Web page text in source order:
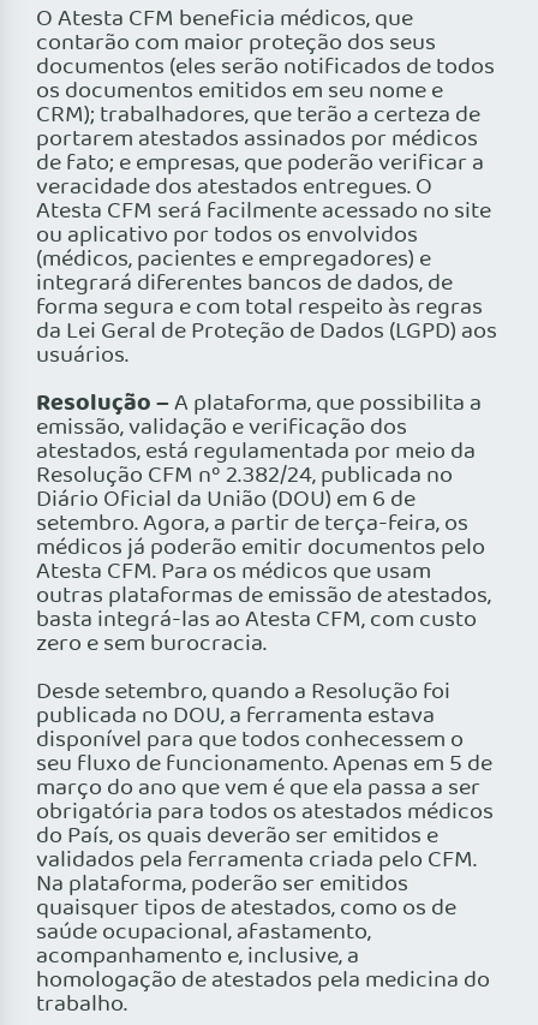
O Atesta CFM beneficia médicos, que
contarão com maior proteção dos seus
documentos (eles serão notificados de todos
os documentos emitidos em seu nome e
CRM); trabalhadores, que terão a certeza de
portarem atestados assinados por médicos
de fato; e empresas, que poderão verificar a
veracidade dos atestados entregues. O
Atesta CFM será facilmente acessado no site
ou aplicativo por todos os envolvidos
(médicos, pacientes e empregadores) e
integrará diferentes bancos de dados, de
forma segura e com total respeito às regras
da Lei Geral de Proteção de Dados (LGPD) aos
usuários.
Resolução –A plataforma, que possibilita a
emissão, validação e verificação dos
atestados, está regulamentada por meio da
Resolução CFM nº 2.382/24, publicada no
Diário Oficial da União (DOU) em 6 de
setembro. Agora, a partir de terça-feira, os
médicos já poderão emitir documentos pelo
Atesta CFM. Para os médicos que usam
outras plataformas de emissão de atestados,
basta integrá-las ao Atesta CFM, com custo
zero e sem burocracia.
Desde setembro, quando a Resolução foi
publicada no DOU, a ferramenta estava
disponível para que todos conhecessem o
seu fluxo de funcionamento. Apenas em 5 de
março do ano que vem é que ela passa a ser
obrigatória para todos os atestados médicos
do País, os quais deverão ser emitidos e
validados pela ferramenta criada pelo CFM.
Na plataforma, poderão ser emitidos
quaisquer tipos de atestados, como os de
saúde ocupacional, afastamento,
acompanhamento e, inclusive, a
homologação de atestados pela medicina do
trabalho.